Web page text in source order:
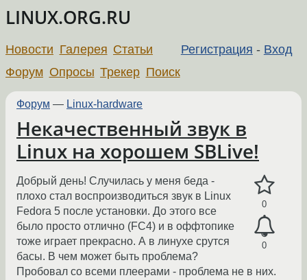
LINUX.ORG.RU
Регистрация - Вход
Новости Галерея Статьи
Форум Опросы Трекер Поиск
Форум — Linux-hardware
Некачественный звук в
Linux на хорошем SBLive!
0
0
Добрый день! Случилась у меня беда -
плохо стал воспроизводиться звук в Linux
Fedora 5 после установки. До этого все
было просто отлично (FC4) и в оффтопике
тоже играет прекрасно. А в линухе срутся
басы. В чем может быть проблема?
Пробовал со всеми плеерами - проблема не в них.